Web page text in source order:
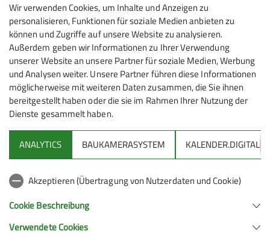
Du bist 35 und älter und suchst Kletterer
und Boulderer oder bist an Hochtouren,
Klettersteigen oder Alpinklettern
interessiert? Oder begeistern dich Ski-
und Schneeschuhtouren? Hier findest du
begeisterte Bergsportler, welche durch die
Angebote und Aktivitäten in der Gruppe
Kontakt aufnehmen
Preis
Kosten: Fahrt 60 € je PKW, Lünerseebahn 24,50€
DAV Infos zu Bergsport allgemein
Deutscher Alpenverein (DAV) Friedrichshafen e.V.
Wir verwenden Cookies, um Inhalte und Anzeigen zu
personalisieren, Funktionen für soziale Medien anbieten zu
können und Zugriffe auf unsere Website zu analysieren.
Außerdem geben wir Informationen zu Ihrer Verwendung
unserer Website an unsere Partner für soziale Medien, Werbung
und Analysen weiter. Unsere Partner führen diese Informationen
möglicherweise mit weiteren Daten zusammen, die Sie ihnen
bereitgestellt haben oder die sie im Rahmen Ihrer Nutzung der
Dienste gesammelt haben.
ANALYTICS BAUKAMERASYSTEM KALENDER.DIGITAL
Akzeptieren (Übertragung von Nutzerdaten und Cookie)
Cookie Beschreibung
Verwendete Cookies